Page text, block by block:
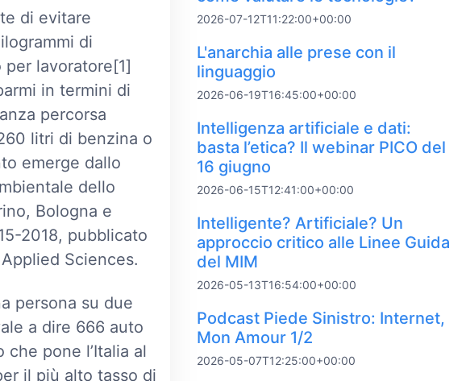
di evitare
di
per lavoratore[1]
in termini di
percorsa
litri di benzina o
emerge dallo
dello
Bologna e
2018, pubblicato
Sciences.
persona su due
a dire 666 auto
pone l’Italia al
il più alto tasso di
2026-07-12T11:22:00+00:00
L'anarchia alle prese con il
linguaggio
2026-06-19T16:45:00+00:00
Intelligenza artificiale e dati:
basta l’etica? Il webinar PICO del
16 giugno
2026-06-15T12:41:00+00:00
Intelligente? Artificiale? Un
approccio critico alle Linee Guida
del MIM
2026-05-13T16:54:00+00:00
Podcast Piede Sinistro: Internet,
Mon Amour 1/2
2026-05-07T12:25:00+00:00